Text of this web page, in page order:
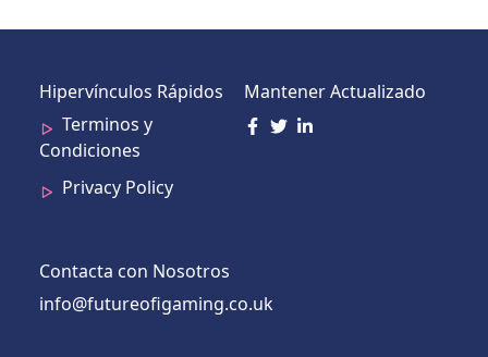
Hipervínculos Rápidos
Terminos y
Condiciones
Privacy Policy
Mantener Actualizado
Contacta con Nosotros
info@futureofigaming.co.uk